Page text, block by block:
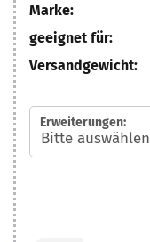
Marke:
geeignet für:
Versandgewicht:
Erweiterungen: